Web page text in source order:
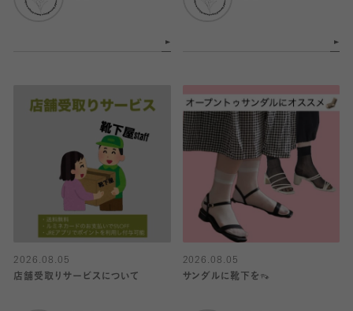
2026.08.05
店舗受取りサービスについて
2026.08.05
サンダルに靴下を👡